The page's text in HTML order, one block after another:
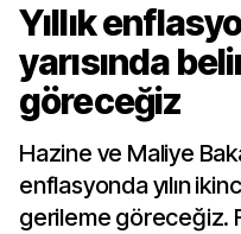
Yıllık
yarısında
göreceğiz
Hazine ve Maliye
enflasyonda yılın
gerileme göreceğiz.